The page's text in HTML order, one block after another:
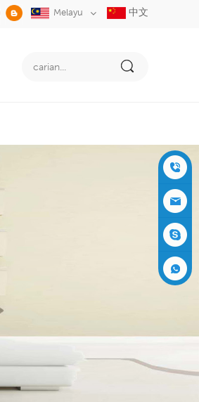
Melayu 中文
+86-05
91-2353
3555
siboly@s
iboly.co
evaporat
er
5951777